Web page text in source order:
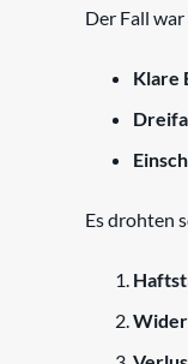
Der Fall
Klare
Es drohten